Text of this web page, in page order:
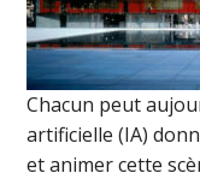
Chacun peut
artificielle (IA)
et animer cette